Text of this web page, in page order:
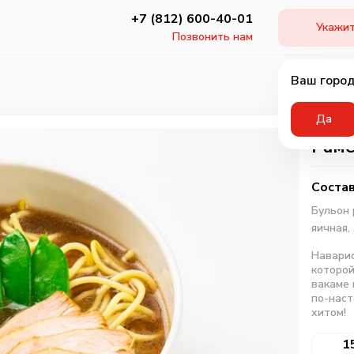
+7 (812) 600-40-01
Позвонить нам
Ваш
Да
Бульон
яичная,
вакаме
по-
хитом!